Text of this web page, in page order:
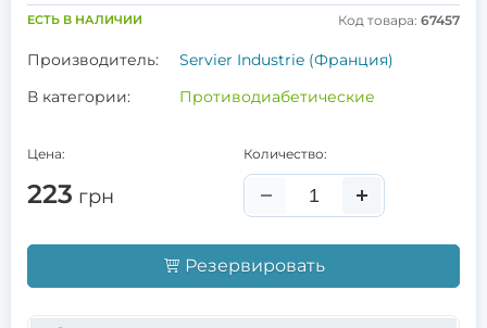
ЕСТЬ В НАЛИЧИИ Код товара: 67457
Производитель:
Servier Industrie (Франция)
В категории:
Противодиабетические
Цена:
223 грн
Количество:
Резервировать